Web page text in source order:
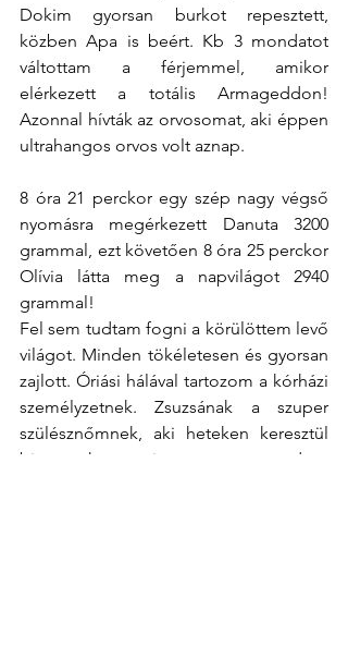
Dokim gyorsan burkot repesztett,
közben Apa is beért. Kb 3 mondatot
váltottam a férjemmel, amikor
elérkezett a totális Armageddon!
Azonnal hívták az orvosomat, aki éppen
ultrahangos orvos volt aznap.
8 óra 21 perckor egy szép nagy végső
nyomásra megérkezett Danuta 3200
grammal, ezt követően 8 óra 25 perckor
Olívia látta meg a napvilágot 2940
grammal!
Fel sem tudtam fogni a körülöttem levő
világot. Minden tökéletesen és gyorsan
zajlott. Óriási hálával tartozom a kórházi
személyzetnek. Zsuzsának a szuper
szülésznőmnek, aki heteken keresztül
biztatott,hogy igen, meg tudom